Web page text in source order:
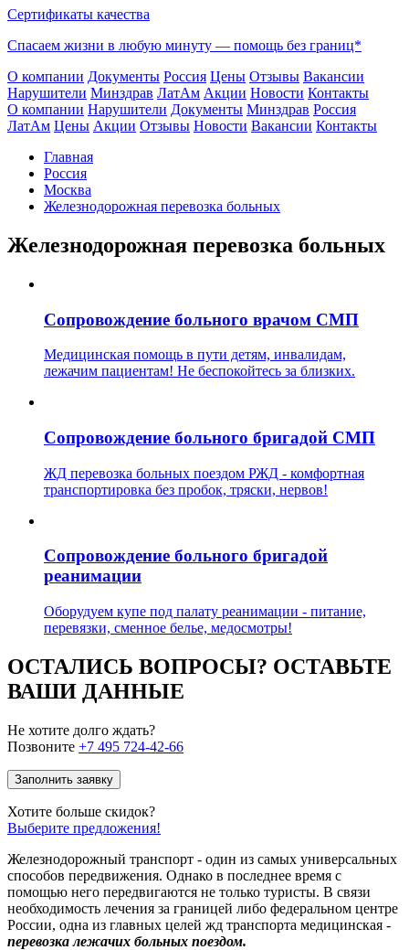
Сертификаты качества
Спасаем жизни в любую минуту — помощь без границ*
О компании Документы Россия Цены Отзывы Вакансии
Нарушители Минздрав ЛатАм Акции Новости Контакты
О компании Нарушители Документы Минздрав Россия
ЛатАм Цены Акции Отзывы Новости Вакансии Контакты
Главная
Россия
Москва
Железнодорожная перевозка больных
Железнодорожная перевозка больных
Сопровождение больного врачом СМП
Медицинская помощь в пути детям, инвалидам,
лежачим пациентам! Не беспокойтесь за близких.
Сопровождение больного бригадой СМП
ЖД перевозка больных поездом РЖД - комфортная
транспортировка без пробок, тряски, нервов!
Сопровождение больного бригадой
реанимации
Оборудуем купе под палату реанимации - питание,
перевязки, сменное белье, медосмотры!
ОСТАЛИСЬ ВОПРОСЫ? ОСТАВЬТЕ
ВАШИ ДАННЫЕ
Не хотите долго ждать?
Позвоните +7 495 724-42-66
Заполнить заявку
Хотите больше скидок?
Выберите предложения!
Железнодорожный транспорт - один из самых универсальных
способов передвижения. Однако в последнее время с
помощью него передвигаются не только туристы. В связи
необходимость лечения за границей либо федеральном центре
России, одна из главных целей жд транспорта медицинская -
перевозка лежачих больных поездом.